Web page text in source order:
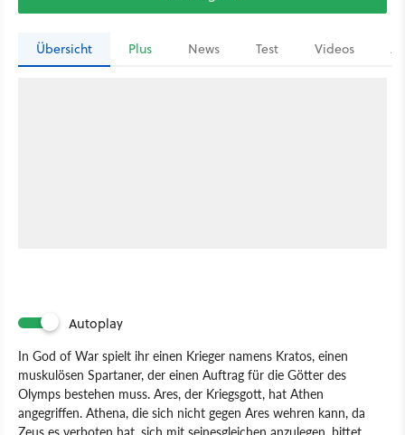
Übersicht Plus News Test Videos
Autoplay
In God of War spielt ihr einen Krieger namens Kratos, einen
muskulösen Spartaner, der einen Auftrag für die Götter des
Olymps bestehen muss. Ares, der Kriegsgott, hat Athen
angegriffen. Athena, die sich nicht gegen Ares wehren kann, da
Zeus es verboten hat, sich mit seinesgleichen anzulegen, bittet